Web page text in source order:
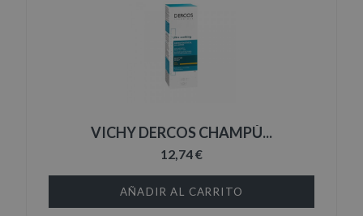
VICHY DERCOS CHAMPÚ...
12,74 €
AÑADIR AL CARRITO